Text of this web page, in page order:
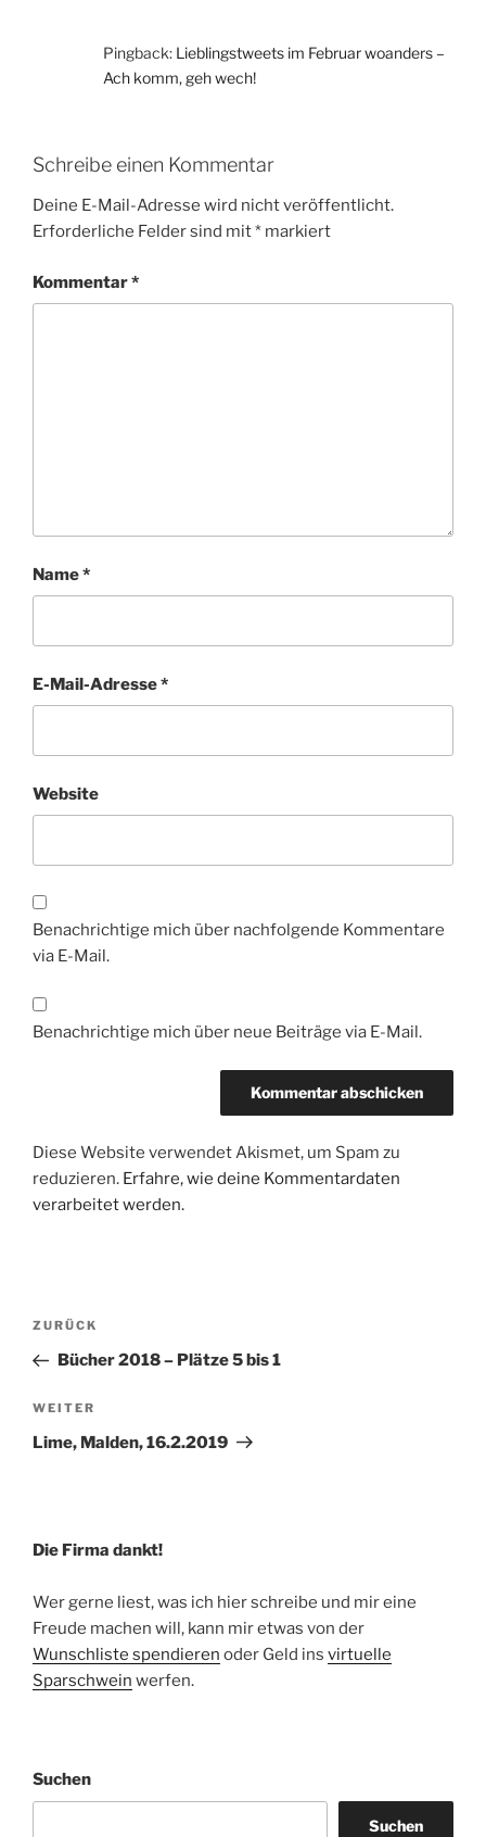
Pingback: Lieblingstweets im Februar woanders –
Ach komm, geh wech!
Schreibe einen Kommentar
Deine E-Mail-Adresse wird nicht veröffentlicht.
Erforderliche Felder sind mit* markiert
Kommentar*
Name*
E-Mail-Adresse*
Website
Benachrichtige mich über nachfolgende Kommentare
via E-Mail.
Benachrichtige mich über neue Beiträge via E-Mail.
Diese Website verwendet Akismet, um Spam zu
reduzieren. Erfahre, wie deine Kommentardaten
verarbeitet werden.
Beitragsnavigation
Vorheriger
Beitrag
ZURÜCK
Bücher 2018 – Plätze 5 bis 1
Nächster
Beitrag
WEITER
Lime, Malden, 16.2.2019
Die Firma dankt!
Wer gerne liest, was ich hier schreibe und mir eine
Freude machen will, kann mir etwas von der
Wunschliste spendieren oder Geld ins virtuelle
Sparschwein werfen.
Suchen
Suchen